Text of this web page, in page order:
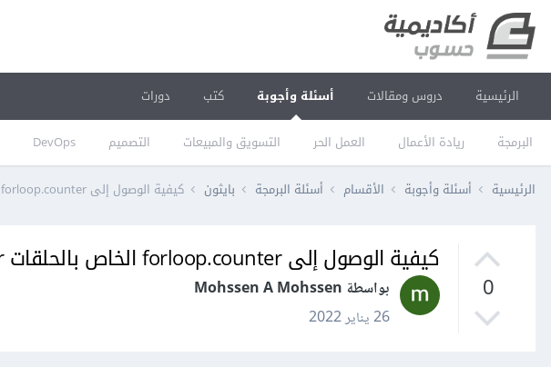
الرئيسية دروس ومقالات أسئلة وأجوبة
البرمجة ريادة الأعمال العمل الحر التسويق والمبيعات التصميم DevOps
كتب دورات
الرئيسية أسئلة وأجوبة الأقسام أسئلة البرمجة بايثون كيفية الوصول إلى forloop.counter الخاص بالحلقات for المتداخلة في قوالب جانغو Django؟
0
كيفية الوصول إلى forloop.counter الخاص بالحلقات for المتداخلة في قوالب جانغو Django؟
بواسطة Mohssen A Mohssen
26 يناير 2022